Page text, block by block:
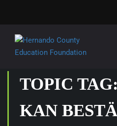
TOPIC
KAN